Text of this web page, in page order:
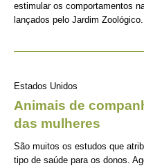
estimular os comportamentos
lançados pelo Jardim Zoológico.
Estados Unidos
Animais de
das mulheres
São muitos os estudos que
tipo de saúde para os donos.